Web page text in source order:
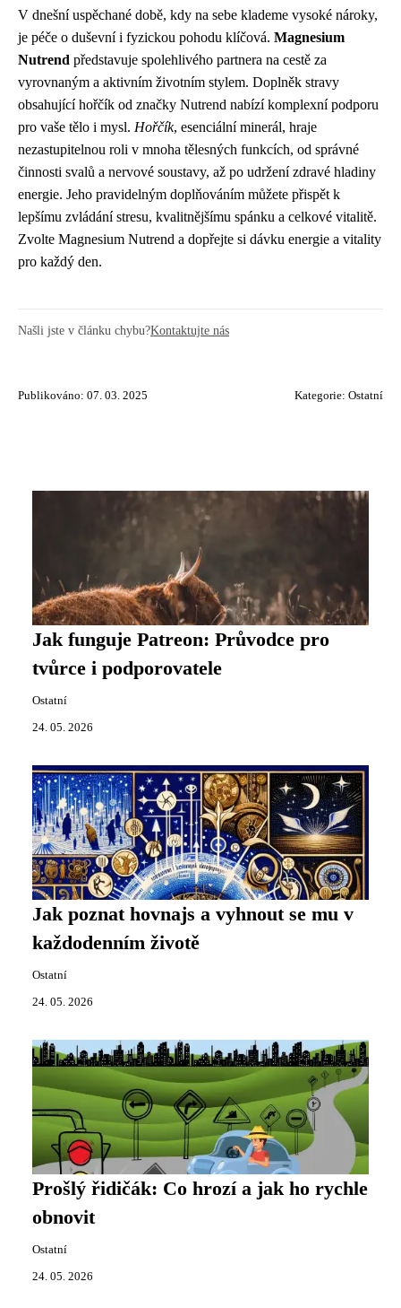
V dnešní uspěchané době, kdy na sebe klademe vysoké nároky,
je péče o duševní i fyzickou pohodu klíčová. Magnesium
Nutrend představuje spolehlivého partnera na cestě za
vyrovnaným a aktivním životním stylem. Doplněk stravy
obsahující hořčík od značky Nutrend nabízí komplexní podporu
pro vaše tělo i mysl. Hořčík, esenciální minerál, hraje
nezastupitelnou roli v mnoha tělesných funkcích, od správné
činnosti svalů a nervové soustavy, až po udržení zdravé hladiny
energie. Jeho pravidelným doplňováním můžete přispět k
lepšímu zvládání stresu, kvalitnějšímu spánku a celkové vitalitě.
Zvolte Magnesium Nutrend a dopřejte si dávku energie a vitality
pro každý den.
Našli jste v článku chybu?Kontaktujte nás
Publikováno: 07. 03. 2025 Kategorie: Ostatní
Jak funguje Patreon: Průvodce pro
tvůrce i podporovatele
Ostatní
24. 05. 2026
Jak poznat hovnajs a vyhnout se mu v
každodenním životě
Ostatní
24. 05. 2026
Prošlý řidičák: Co hrozí a jak ho rychle
obnovit
Ostatní
24. 05. 2026